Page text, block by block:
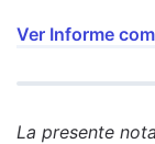
Ver Informe
La presente